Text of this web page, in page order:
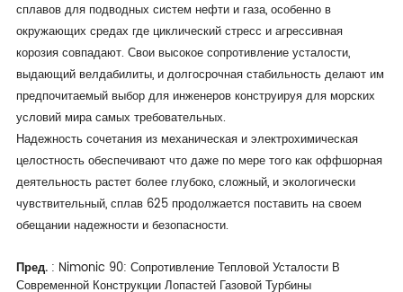
сплавов для подводных систем нефти и газа, особенно в
окружающих средах где циклический стресс и агрессивная
корозия совпадают. Свои высокое сопротивление усталости,
выдающий велдабилиты, и долгосрочная стабильность делают им
предпочитаемый выбор для инженеров конструируя для морских
условий мира самых требовательных.
Надежность сочетания из механическая и электрохимическая
целостность обеспечивают что даже по мере того как оффшорная
деятельность растет более глубоко, сложный, и экологически
чувствительный, сплав 625 продолжается поставить на своем
обещании надежности и безопасности.
Пред.: Nimonic 90: Сопротивление Тепловой Усталости В
Современной Конструкции Лопастей Газовой Турбины